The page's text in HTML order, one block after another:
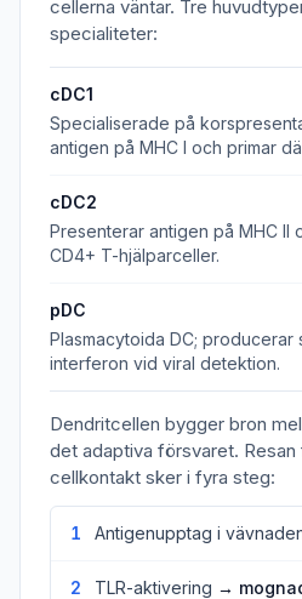
cellerna väntar. Tre
specialiteter:
cDC1
Specialiserade på
antigen på MHC I och primar
cDC2
Presenterar antigen på MHC II
CD4+ T-hjälparceller.
pDC
Plasmacytoida DC; producerar
interferon vid viral detektion.
Dendritcellen bygger bron
det adaptiva försvaret. Resan
cellkontakt sker i fyra steg:
1 Antigenupptag i
2 TLR-aktivering →